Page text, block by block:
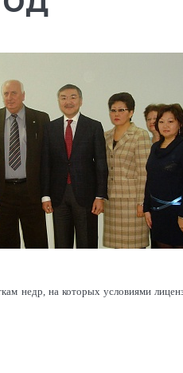
недр, на которых условиями